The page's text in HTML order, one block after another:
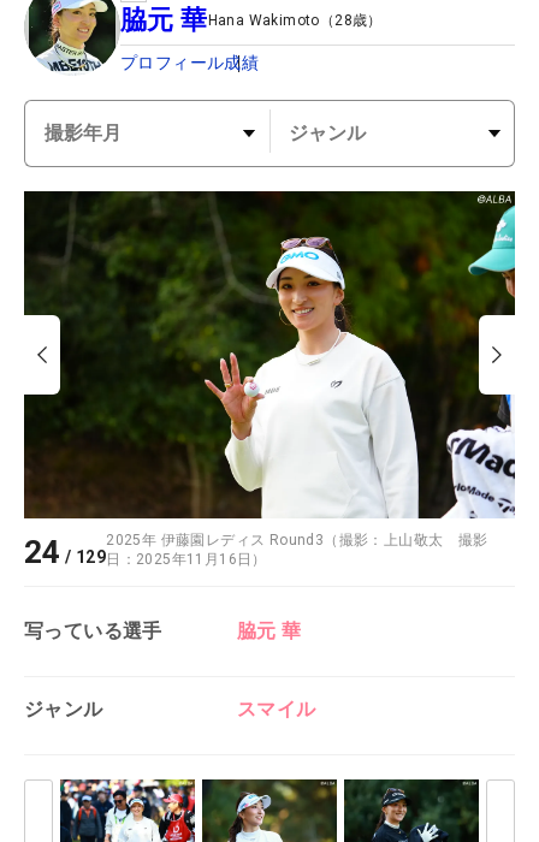
脇元 華Hana Wakimoto （ 28歳）
プロフィール成績
24 / 129
2025年 伊藤園レディス Round3（撮影：上山敬太 撮影
日：2025年11月16日）
写っている選手 脇元 華
ジャンル スマイル